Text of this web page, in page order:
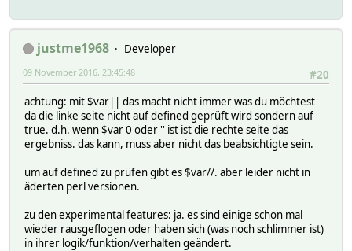
justme1968
Developer
#20
09 November 2016, 23:45:48
achtung: mit $var|| das macht nicht immer was du möchtest
da die linke seite nicht auf defined geprüft wird sondern auf
true. d.h. wenn $var 0 oder '' ist ist die rechte seite das
ergebniss. das kann, muss aber nicht das beabsichtigte sein.
um auf defined zu prüfen gibt es $var//. aber leider nicht in
äderten perl versionen.
zu den experimental features: ja. es sind einige schon mal
wieder rausgeflogen oder haben sich (was noch schlimmer ist)
in ihrer logik/funktion/verhalten geändert.